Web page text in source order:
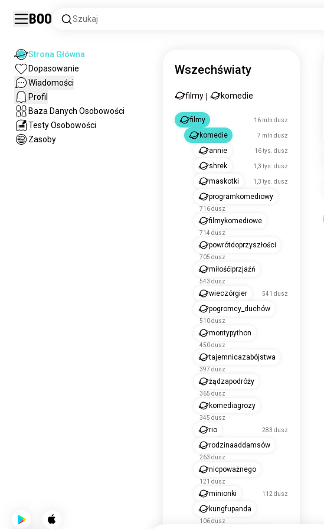
Boo Szukaj
Strona Główna
Dopasowanie
Wiadomości
Profil
Baza Danych Osobowości
Testy Osobowości
Zasoby
Wszechświaty
filmy komedie
filmy 16 mln dusz
komedie 7 mln dusz
annie 16 tys. dusz
shrek 1,3 tys. dusz
maskotki 1,3 tys. dusz
programkomediowy
716 dusz
filmykomediowe
714 dusz
powrótdoprzyszłości
705 dusz
miłośćiprzjaźń
543 dusz
wieczórgier 541 dusz
pogromcy_duchów
510 dusz
montypython
450 dusz
tajemnicazabójstwa
397 dusz
żądzapodróży
365 dusz
komediagrozy
345 dusz
rio 283 dusz
rodzinaaddamsów
263 dusz
nicpoważnego
121 dusz
minionki 112 dusz
kungfupanda
106 dusz